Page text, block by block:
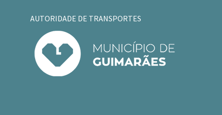
AUTORIDADE DE TRANSPORTES